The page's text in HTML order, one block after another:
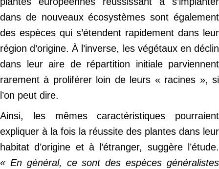
dans de nouveaux écosystèmes sont également
des espèces qui s’étendent rapidement dans leur
région d’origine. À l’inverse, les végétaux en déclin
dans leur aire de répartition initiale parviennent
rarement à proliférer loin de leurs « racines », si
l’on peut dire.
Ainsi, les mêmes caractéristiques pourraient
expliquer à la fois la réussite des plantes dans leur
habitat d’origine et à l’étranger, suggère l’étude.
« En général, ce sont des espèces généralistes